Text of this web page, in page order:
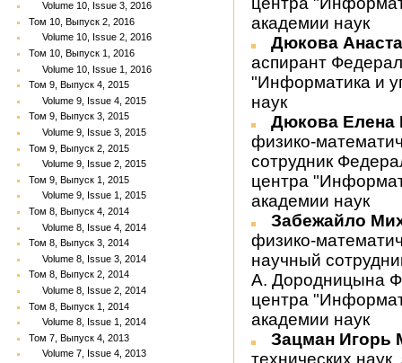
Volume 10, Issue 3, 2016
Том 10, Выпуск 2, 2016
Volume 10, Issue 2, 2016
Том 10, Выпуск 1, 2016
Volume 10, Issue 1, 2016
Том 9, Выпуск 4, 2015
Volume 9, Issue 4, 2015
Том 9, Выпуск 3, 2015
Volume 9, Issue 3, 2015
Том 9, Выпуск 2, 2015
Volume 9, Issue 2, 2015
Том 9, Выпуск 1, 2015
Volume 9, Issue 1, 2015
Том 8, Выпуск 4, 2014
Volume 8, Issue 4, 2014
Том 8, Выпуск 3, 2014
Volume 8, Issue 3, 2014
Том 8, Выпуск 2, 2014
Volume 8, Issue 2, 2014
Том 8, Выпуск 1, 2014
Volume 8, Issue 1, 2014
Том 7, Выпуск 4, 2013
Volume 7, Issue 4, 2013
академии наук
Дюкова
аспирант
"Информатика и
наук
Дюкова Елена
физико-
сотрудник
центра
академии наук
Забежайло
физико-
научный
А. Дородницына
центра
академии наук
Зацман Игорь
технических